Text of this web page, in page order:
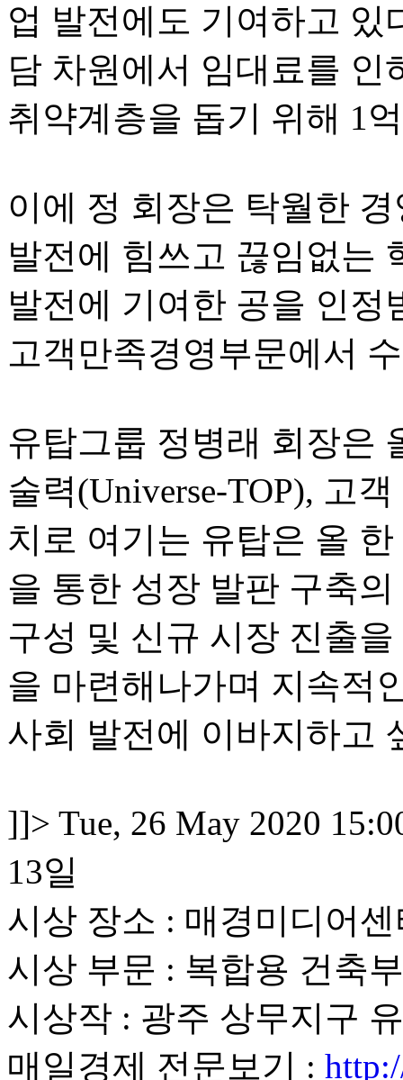
업 발전에도 기여하고 있
담 차원에서 임대료를
취약계층을 돕기 위해 1
이에 정 회장은 탁월한
발전에 힘쓰고 끊임없는
발전에 기여한 공을 인
고객만족경영부문에서
유탑그룹 정병래 회장은
술력(Universe-TOP), 고
치로 여기는 유탑은 올
을 통한 성장 발판 구축
구성 및 신규 시장 진출
을 마련해나가며 지속적
사회 발전에 이바지하고
]]> Tue, 26 May 2020
13일
시상 장소 : 매경미디어
시상 부문 : 복합용 건축
시상작 : 광주 상무지구
매일경제 전문보기 :